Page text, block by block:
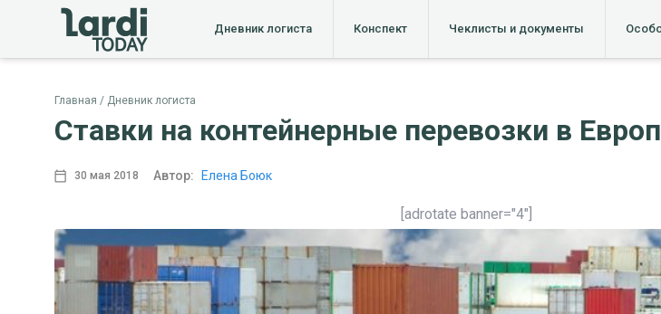
Дневник логиста Конспект Чеклисты и документы
Главная Дневник логиста
Ставки на контейнерные перевозки в
30 мая 2018 Автор: Елена Боюк
[adrotate banner="4"]